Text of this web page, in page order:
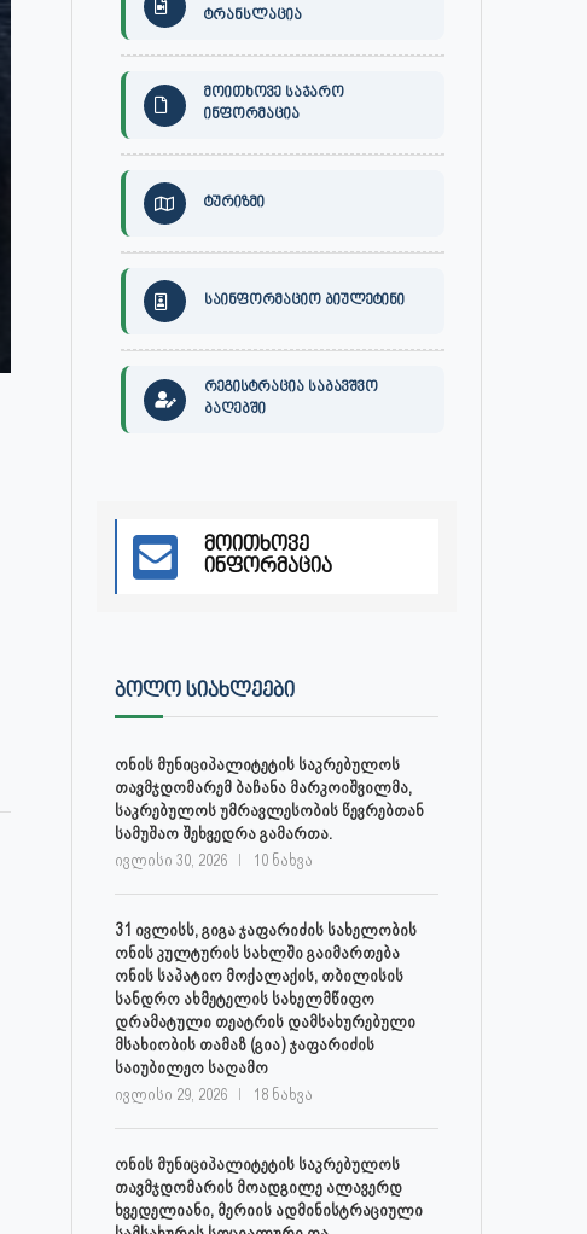
დაავადებათა კონტროლისა და
საზოგადოებრივი...
ივლისი 27, 2026
ლობჟანიძემ სამუშაო
ტრანსლაცია
მოითხოვე საჯარო
ინფორმაცია
ტურიზმი
საინფორმაციო ბიულეტინი
რეგისტრაცია საბავშვო
ბაღებში
მოითხოვე
ინფორმაცია
ᲑᲝᲚᲝ ᲡᲘᲐᲮᲚᲔᲔᲑᲘ
ონის მუნიციპალიტეტის საკრებულოს
თავმჯდომარემ ბაჩანა მარკოიშვილმა,
საკრებულოს უმრავლესობის წევრებთან
სამუშაო შეხვედრა გამართა.
ივლისი 30, 2026 10 ნახვა
31 ივლისს, გიგა ჯაფარიძის სახელობის
ონის კულტურის სახლში გაიმართება
ონის საპატიო მოქალაქის, თბილისის
სანდრო ახმეტელის სახელმწიფო
დრამატული თეატრის დამსახურებული
მსახიობის თამაზ (გია) ჯაფარიძის
საიუბილეო საღამო
ივლისი 29, 2026 18 ნახვა
ონის მუნიციპალიტეტის საკრებულოს
თავმჯდომარის მოადგილე ალავერდ
ხვედელიანი, მერიის ადმინისტრაციული